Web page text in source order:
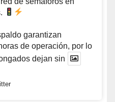
garantizan
de operación, por lo
dejan sin